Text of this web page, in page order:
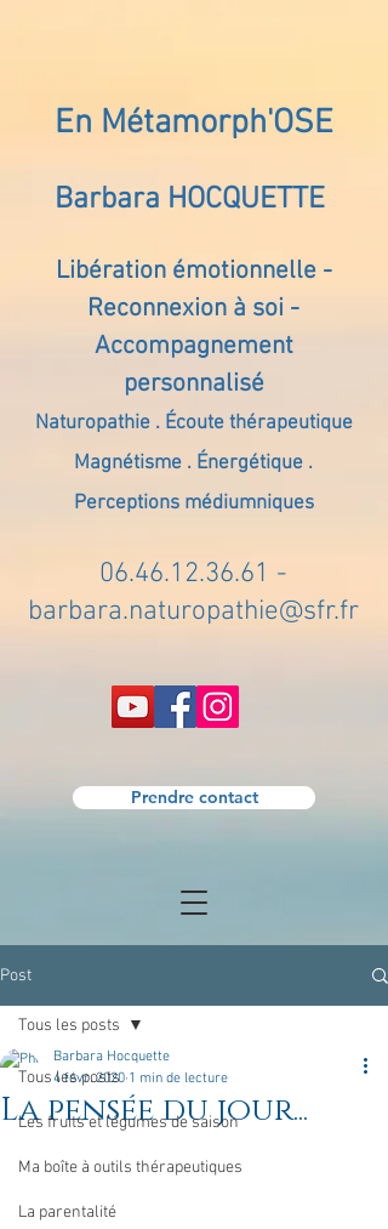
En Métamorph'OSE
Barbara HOCQUETTE
Libération émotionnelle -
Reconnexion à soi -
Accompagnement
personnalisé
Naturopathie . Écoute thérapeutique
Magnétisme . Énergétique .
Perceptions médiumniques
06.46.12.36.61 -
barbara.naturopathie@sfr.fr
Prendre contact
Post
Tous les posts
Les fruits et légumes de saison
Ma boîte à outils thérapeutiques
La parentalité
Tous les posts
La pensée du jour...
Barbara Hocquette
4 févr. 2020 1 min de lecture